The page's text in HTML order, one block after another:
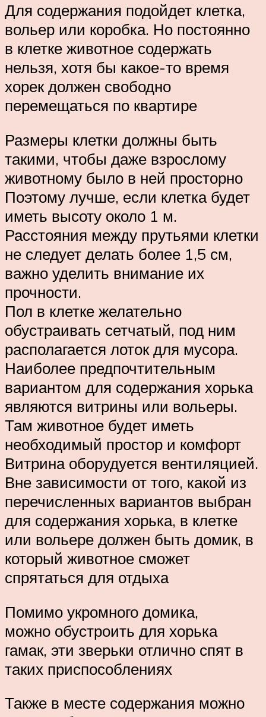
Для содержания подойдет клетка,
вольер или коробка. Но постоянно
в клетке животное содержать
нельзя, хотя бы какое-то время
хорек должен свободно
перемещаться по квартире
Размеры клетки должны быть
такими, чтобы даже взрослому
животному было в ней просторно
Поэтому лучше, если клетка будет
иметь высоту около 1 м.
Расстояния между прутьями клетки
не следует делать более 1,5 см,
важно уделить внимание их
прочности.
Пол в клетке желательно
обустраивать сетчатый, под ним
располагается лоток для мусора.
Наиболее предпочтительным
вариантом для содержания хорька
являются витрины или вольеры.
Там животное будет иметь
необходимый простор и комфорт
Витрина оборудуется вентиляцией.
Вне зависимости от того, какой из
перечисленных вариантов выбран
для содержания хорька, в клетке
или вольере должен быть домик, в
который животное сможет
спрятаться для отдыха
Помимо укромного домика,
можно обустроить для хорька
гамак, эти зверьки отлично спят в
таких приспособлениях
Также в месте содержания можно